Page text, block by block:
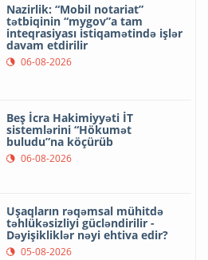
Nazirlik: “Mobil notariat”
tətbiqinin “mygov”a tam
inteqrasiyası istiqamətində işlər
davam etdirilir
06-08-2026
Beş İcra Hakimiyyəti İT
sistemlərini “Hökumət
buludu”na köçürüb
06-08-2026
Uşaqların rəqəmsal mühitdə
təhlükəsizliyi gücləndirilir -
Dəyişikliklər nəyi ehtiva edir?
05-08-2026